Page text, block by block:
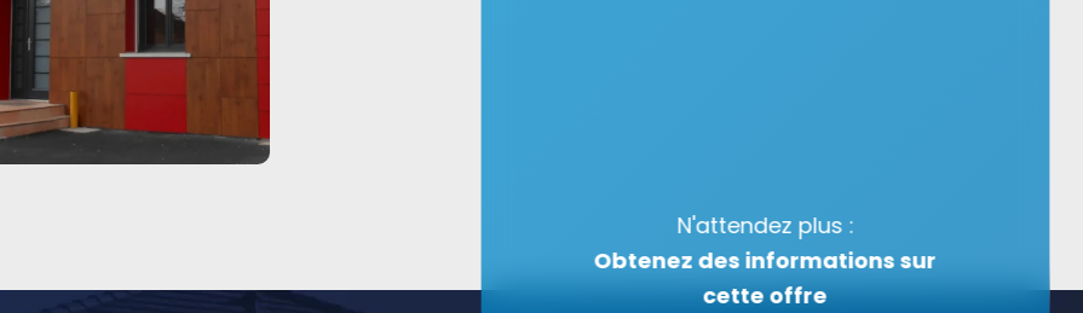
N'attendez plus :
Obtenez des informations sur
cette offre